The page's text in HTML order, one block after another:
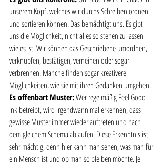
unserem Kopf, welches wir durchs Schreiben ordnen
und sortieren können. Das bemächtigt uns. Es gibt
uns die Möglichkeit, nicht alles so stehen zu lassen
wie es ist. Wir können das Geschriebene umordnen,
verknüpfen, bestätigen, verneinen oder sogar
verbrennen. Manche finden sogar kreativere
Möglichkeiten, wie sie mit ihren Gedanken umgehen.
Es offenbart Muster: Wer regelmäßig Feel Good
Ink betreibt, wird irgendwann mal erkennen, dass
gewisse Muster immer wieder auftreten und nach
dem gleichem Schema ablaufen. Diese Erkenntnis ist
sehr mächtig, denn hier kann man sehen, was man für
ein Mensch ist und ob man so bleiben möchte. Je